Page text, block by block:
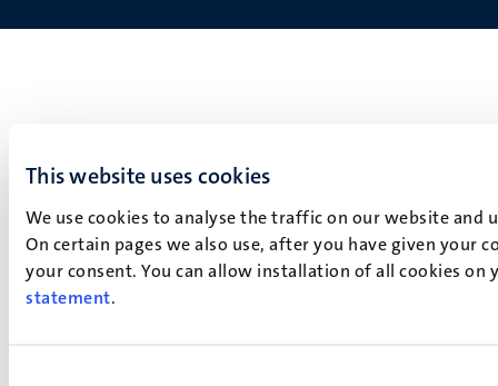
This website uses cookies
We use cookies to analyse the traffic on our website
On certain pages we also use, after you have given your
your consent. You can allow installation of all cookies
statement.